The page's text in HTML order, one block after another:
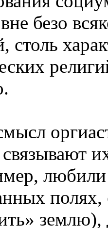
безо
столь
любили